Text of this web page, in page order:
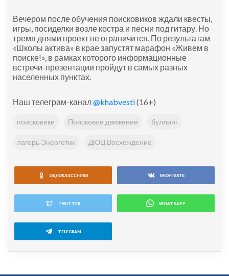
Вечером после обучения поисковиков ждали квесты,
игры, посиделки возле костра и песни под гитару. Но
тремя днями проект не ограничится. По результатам
«Школы актива» в крае запустят марафон «Живем в
поиске!», в рамках которого информационные
встречи-презентации пройдут в самых разных
населенных пунктах.
Наш телеграм-канал@khabvesti(16+)
поисковики Поисковое движение буллинг
лагерь Энергетик ДЮЦ Восхождение
ОДНОКЛАССНИКИ ВКОНТАКТЕ
TWITTER WHATSAPP
TELEGRAM